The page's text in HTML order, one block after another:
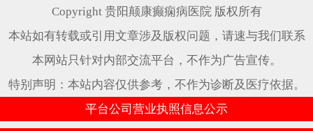
Copyright 贵阳颠康癫痫病医院 版权所有
本站如有转载或引用文章涉及版权问题，请速与我们联系
本网站只针对内部交流平台，不作为广告宣传。
特别声明：本站内容仅供参考，不作为诊断及医疗依据。
平台公司营业执照信息公示